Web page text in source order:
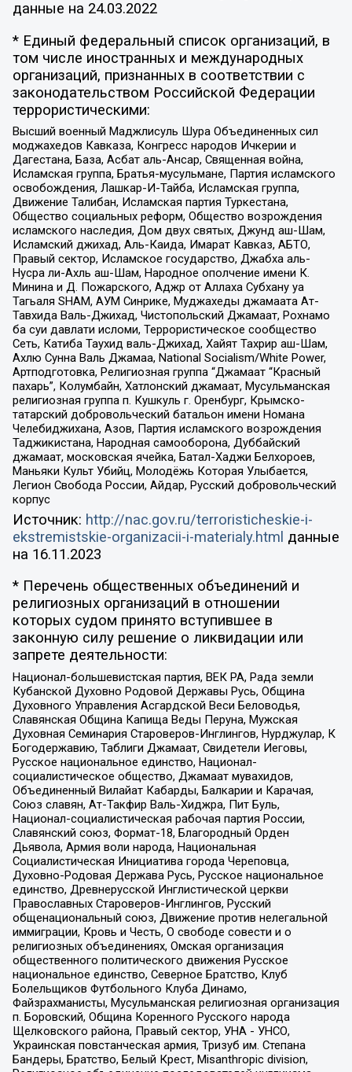
данные на 24.03.2022
* Единый федеральный список организаций, в
том числе иностранных и международных
организаций, признанных в соответствии с
законодательством Российской Федерации
террористическими:
Высший военный Маджлисуль Шура Объединенных сил
моджахедов Кавказа, Конгресс народов Ичкерии и
Дагестана, База, Асбат аль-Ансар, Священная война,
Исламская группа, Братья-мусульмане, Партия исламского
освобождения, Лашкар-И-Тайба, Исламская группа,
Движение Талибан, Исламская партия Туркестана,
Общество социальных реформ, Общество возрождения
исламского наследия, Дом двух святых, Джунд аш-Шам,
Исламский джихад, Аль-Каида, Имарат Кавказ, АБТО,
Правый сектор, Исламское государство, Джабха аль-
Нусра ли-Ахль аш-Шам, Народное ополчение имени К.
Минина и Д. Пожарского, Аджр от Аллаха Субхану уа
Тагьаля SHAM, АУМ Синрике, Муджахеды джамаата Ат-
Тавхида Валь-Джихад, Чистопольский Джамаат, Рохнамо
ба суи давлати исломи, Террористическое сообщество
Сеть, Катиба Таухид валь-Джихад, Хайят Тахрир аш-Шам,
Ахлю Сунна Валь Джамаа, National Socialism/White Power,
Артподготовка, Религиозная группа “Джамаат “Красный
пахарь”, Колумбайн, Хатлонский джамаат, Мусульманская
религиозная группа п. Кушкуль г. Оренбург, Крымско-
татарский добровольческий батальон имени Номана
Челебиджихана, Азов, Партия исламского возрождения
Таджикистана, Народная самооборона, Дуббайский
джамаат, московская ячейка, Батал-Хаджи Белхороев,
Маньяки Культ Убийц, Молодёжь Которая Улыбается,
Легион Свобода России, Айдар, Русский добровольческий
корпус
Источник: http://nac.gov.ru/terroristicheskie-i-
ekstremistskie-organizacii-i-materialy.html данные
на 16.11.2023
* Перечень общественных объединений и
религиозных организаций в отношении
которых судом принято вступившее в
законную силу решение о ликвидации или
запрете деятельности:
Национал-большевистская партия, ВЕК РА, Рада земли
Кубанской Духовно Родовой Державы Русь, Община
Духовного Управления Асгардской Веси Беловодья,
Славянская Община Капища Веды Перуна, Мужская
Духовная Семинария Староверов-Инглингов, Нурджулар, К
Богодержавию, Таблиги Джамаат, Свидетели Иеговы,
Русское национальное единство, Национал-
социалистическое общество, Джамаат мувахидов,
Объединенный Вилайат Кабарды, Балкарии и Карачая,
Союз славян, Ат-Такфир Валь-Хиджра, Пит Буль,
Национал-социалистическая рабочая партия России,
Славянский союз, Формат-18, Благородный Орден
Дьявола, Армия воли народа, Национальная
Социалистическая Инициатива города Череповца,
Духовно-Родовая Держава Русь, Русское национальное
единство, Древнерусской Инглистической церкви
Православных Староверов-Инглингов, Русский
общенациональный союз, Движение против нелегальной
иммиграции, Кровь и Честь, О свободе совести и о
религиозных объединениях, Омская организация
общественного политического движения Русское
национальное единство, Северное Братство, Клуб
Болельщиков Футбольного Клуба Динамо,
Файзрахманисты, Мусульманская религиозная организация
п. Боровский, Община Коренного Русского народа
Щелковского района, Правый сектор, УНА - УНСО,
Украинская повстанческая армия, Тризуб им. Степана
Бандеры, Братство, Белый Крест, Misanthropic division,